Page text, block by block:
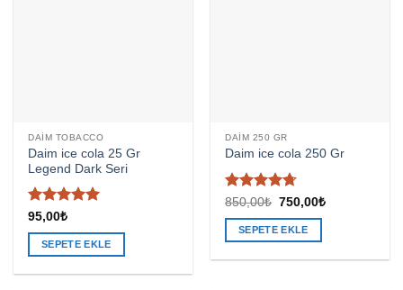
DAIM TOBACCO
Daim ice cola 25 Gr
Legend Dark Seri
5 üzerinden
5oy aldı
95,00₺
SEPETE EKLE
DAIM 250 GR
Daim ice cola 250 Gr
5
üzerinden
4.67oy
aldı
850,00₺ Orijinal
fiyat:
850,00₺.
750,00₺Şu
SEPETE EKLE